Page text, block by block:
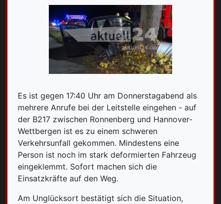
Es ist gegen 17:40 Uhr am Donnerstagabend als
mehrere Anrufe bei der Leitstelle eingehen - auf
der B217 zwischen Ronnenberg und Hannover-
Wettbergen ist es zu einem schweren
Verkehrsunfall gekommen. Mindestens eine
Person ist noch im stark deformierten Fahrzeug
eingeklemmt. Sofort machen sich die
Einsatzkräfte auf den Weg.
Am Unglücksort bestätigt sich die Situation,